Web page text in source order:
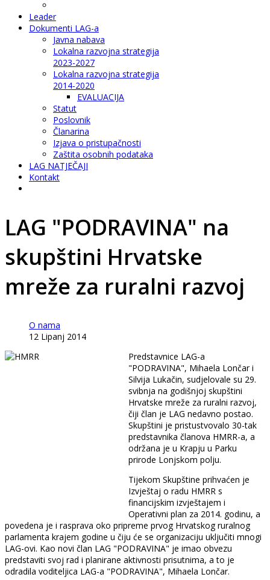
Leader
Dokumenti LAG-a
Javna nabava
Lokalna razvojna strategija
2023-2027
Lokalna razvojna strategija
2014-2020
EVALUACIJA
Statut
Poslovnik
Članarina
Izjava o pristupačnosti
Zaštita osobnih podataka
LAG NATJEČAJI
Kontakt
LAG "PODRAVINA" na
skupštini Hrvatske
mreže za ruralni razvoj
O nama
12 Lipanj 2014
Predstavnice LAG-a
"PODRAVINA", Mihaela Lončar i
Silvija Lukačin, sudjelovale su 29.
svibnja na godišnjoj skupštini
Hrvatske mreže za ruralni razvoj,
čiji član je LAG nedavno postao.
Skupštini je pristustvovalo 30-tak
predstavnika članova HMRR-a, a
održana je u Krapju u Parku
prirode Lonjskom polju.
Tijekom Skupštine prihvaćen je
Izvještaj o radu HMRR s
financijskim izvještajem i
Operativni plan za 2014. godinu, a
povedena je i rasprava oko pripreme prvog Hrvatskog ruralnog
parlamenta krajem godine u čiju će se organizaciju uključiti mnogi
LAG-ovi. Kao novi član LAG "PODRAVINA" je imao obvezu
predstaviti svoj rad i planirane aktivnosti prisutnima, a to je
odradila voditeljica LAG-a "PODRAVINA", Mihaela Lončar.